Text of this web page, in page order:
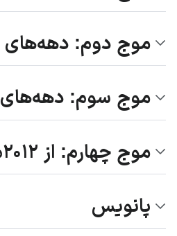
موج دوم: دهه‌های ۱۹۶۰–۱۹۸۰م
موج سوم: دهه‌های ۱۹۹۰–۲۰۱۰م
موج چهارم: از ۲۰۱۲م
پانویس